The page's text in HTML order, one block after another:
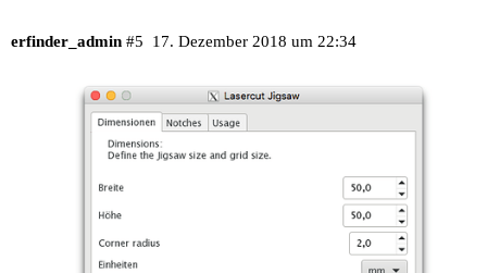
erfinder_admin 17. Dezember 2018 um 22:34
#5